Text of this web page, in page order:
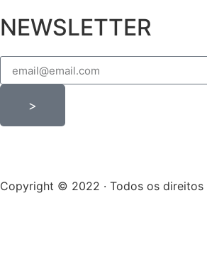
NEWSLETTER
>
Copyright © 2022 · Todos os direitos